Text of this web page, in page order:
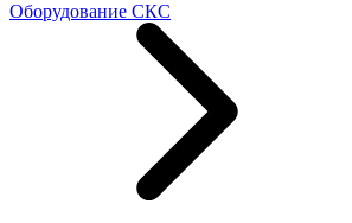
Оборудование СКС